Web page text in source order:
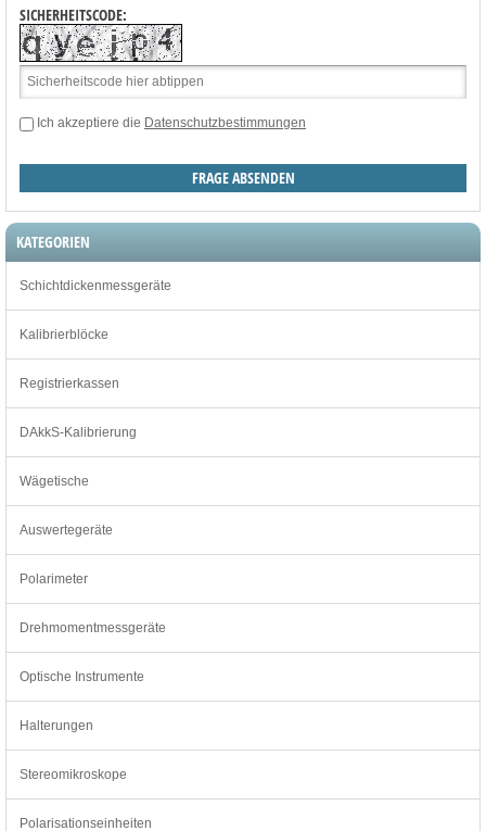
SICHERHEITSCODE:
Ich akzeptiere die Datenschutzbestimmungen
KATEGORIEN
Schichtdickenmessgeräte
Kalibrierblöcke
Registrierkassen
DAkkS-Kalibrierung
Wägetische
Auswertegeräte
Polarimeter
Drehmomentmessgeräte
Optische Instrumente
Halterungen
Stereomikroskope
Polarisationseinheiten